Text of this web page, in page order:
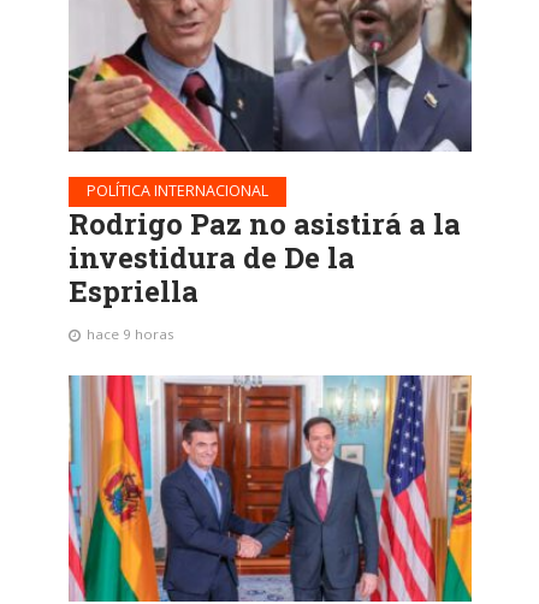
POLÍTICA INTERNACIONAL
Rodrigo Paz no asistirá a la
investidura de De la
Espriella
hace 9 horas